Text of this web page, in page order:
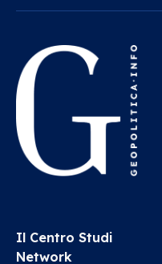
Il Centro Studi
Network